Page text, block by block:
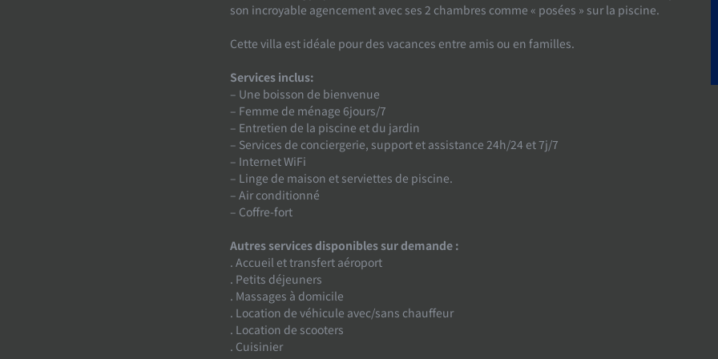
son incroyable agencement avec ses 2 chambres comme « posées » sur la piscine.
Cette villa est idéale pour des vacances entre amis ou en familles.
Services inclus:
– Une boisson de bienvenue
– Femme de ménage 6jours/7
– Entretien de la piscine et du jardin
– Services de conciergerie, support et assistance 24h/24 et 7j/7
– Internet WiFi
– Linge de maison et serviettes de piscine.
– Air conditionné
– Coffre-fort
Autres services disponibles sur demande :
. Accueil et transfert aéroport
. Petits déjeuners
. Massages à domicile
. Location de véhicule avec/sans chauffeur
. Location de scooters
. Cuisinier